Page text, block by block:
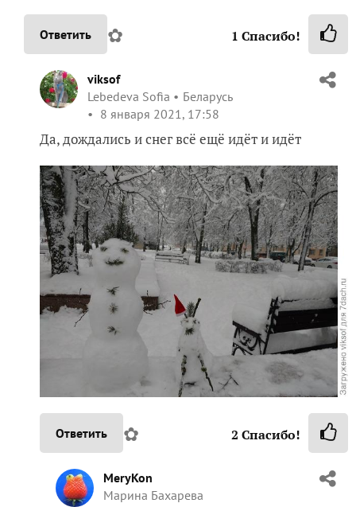
Ответить ✿ 1 Спасибо!
viksof
Lebedeva Sofia
Беларусь
8 января 2021, 17:58
Да, дождались и снег всё ещё идёт и идёт
Ответить ✿ 2 Спасибо!
MeryKon
Марина Бахарева